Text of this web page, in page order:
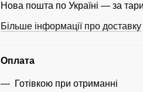
Нова пошта по Україні — за
Більше інформації про доставку
Оплата
Готівкою при отриманні